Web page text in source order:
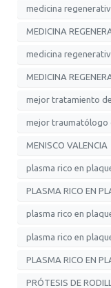
medicina
MEDICINA
medicina
MEDICINA
mejor tratamiento
mejor traumatólogo
MENISCO VALENCIA
plasma rico en
PLASMA RICO EN
plasma rico en
plasma rico en
PLASMA RICO EN
PRÓTESIS DE